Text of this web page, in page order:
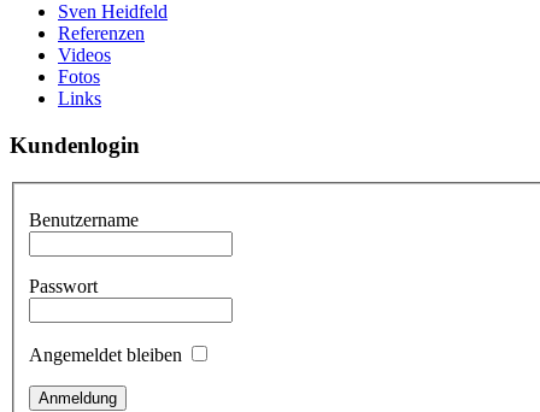
Sven Heidfeld
Referenzen
Videos
Fotos
Links
Kundenlogin
Benutzername
Passwort
Angemeldet bleiben